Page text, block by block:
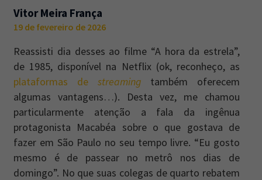
NewsletterCaos Planejado.
Vitor Meira França
19 de fevereiro de 2026
Reassisti dia desses ao filme “A hora da estrela”,
de 1985, disponível na Netflix (ok, reconheço, as
plataformas de streaming também oferecem
algumas vantagens…). Desta vez, me chamou
particularmente atenção a fala da ingênua
protagonista Macabéa sobre o que gostava de
fazer em São Paulo no seu tempo livre. “Eu gosto
mesmo é de passear no metrô nos dias de
domingo”. No que suas colegas de quarto rebatem